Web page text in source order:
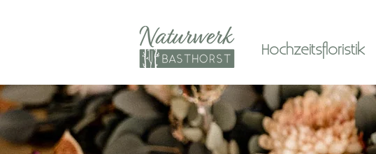
Hochzeitsfloristik